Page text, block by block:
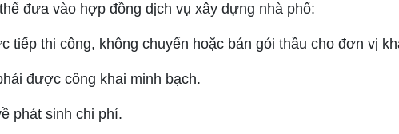
đưa vào hợp đồng dịch vụ xây dựng nhà phố:
thi công, không chuyển hoặc bán gói thầu cho đơn vị
được công khai minh bạch.
phát sinh chi phí.